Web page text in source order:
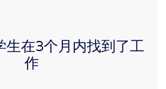
在3个月内找到了工
作